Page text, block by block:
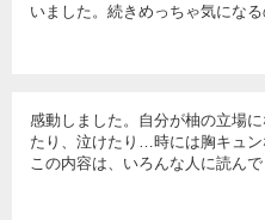
いました。続きめっちゃ気になる
感動しました。自分が柚の立場
たり、泣けたり…時には胸キュン
この内容は、いろんな人に読ん